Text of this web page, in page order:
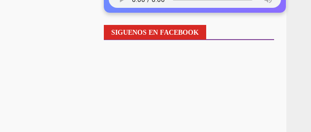
SIGUENOS EN FACEBOOK